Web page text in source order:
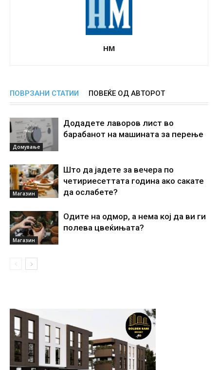
НМ
ПОВРЗАНИ СТАТИИ ПОВЕЌЕ ОД АВТОРОТ
Домување
Додадете лаворов лист во
барабанот на машината за перење
Магазин
Што да јадете за вечера по
четириесеттата година ако сакате
да ослабете?
Магазин
Одите на одмор, а нема кој да ви ги
полева цвеќињата?